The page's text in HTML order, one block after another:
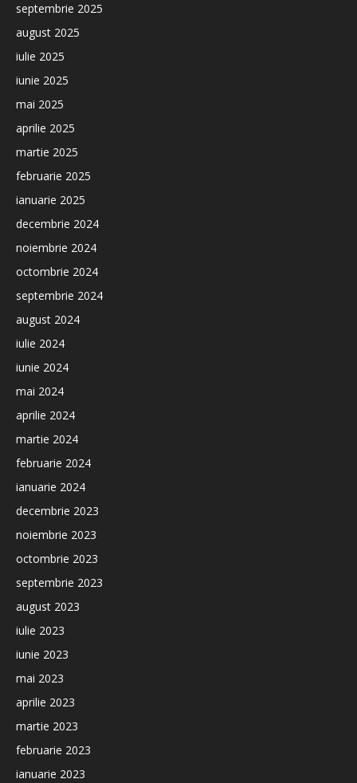
septembrie 2025
august 2025
iulie 2025
iunie 2025
mai 2025
aprilie 2025
martie 2025
februarie 2025
ianuarie 2025
decembrie 2024
noiembrie 2024
octombrie 2024
septembrie 2024
august 2024
iulie 2024
iunie 2024
mai 2024
aprilie 2024
martie 2024
februarie 2024
ianuarie 2024
decembrie 2023
noiembrie 2023
octombrie 2023
septembrie 2023
august 2023
iulie 2023
iunie 2023
mai 2023
aprilie 2023
martie 2023
februarie 2023
ianuarie 2023